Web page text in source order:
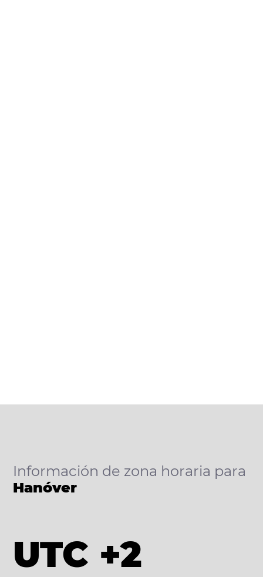
Información de zona horaria para
Hanóver
UTC +2